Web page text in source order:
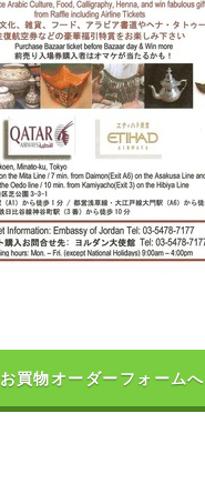
お買物オーダーフォームへ